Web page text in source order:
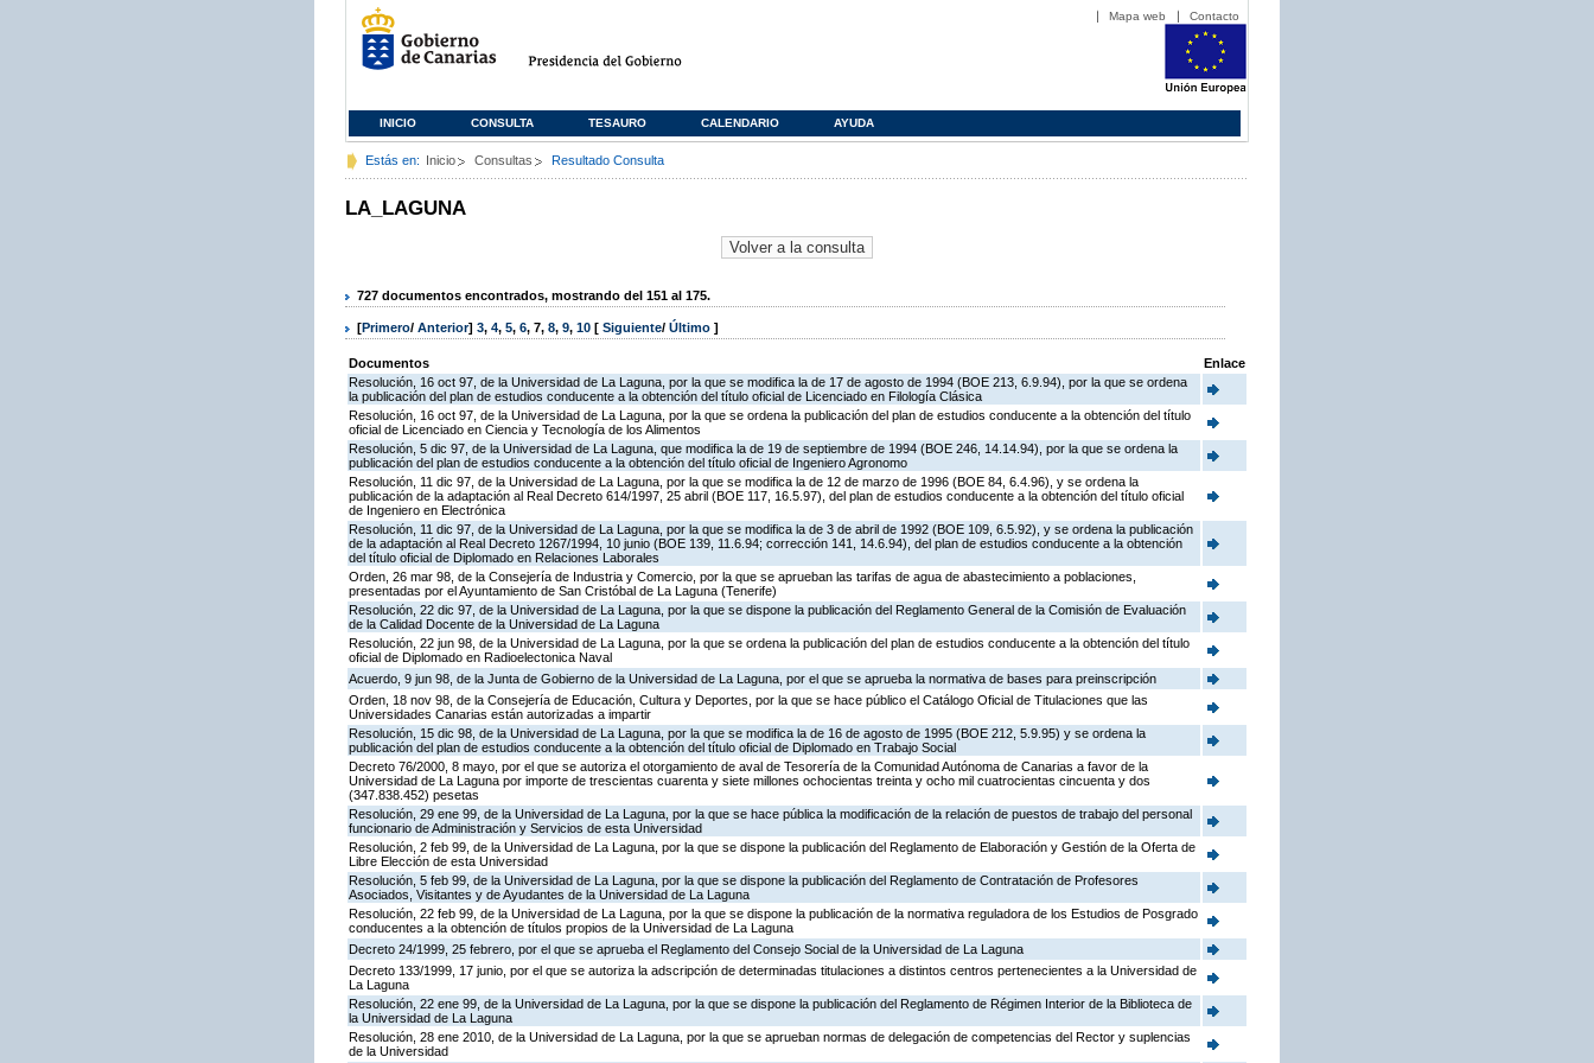
Mapa web Contacto
INICIO CONSULTA TESAURO CALENDARIO AYUDA
Estás en: Inicio Consultas Resultado Consulta
LA_LAGUNA
727 documentos encontrados, mostrando del 151 al 175.
[Primero/ Anterior] 3, 4, 5, 6, 7, 8, 9, 10 [ Siguiente/ Último ]
Documentos
Enlace
Resolución, 16 oct 97, de la Universidad de La Laguna, por la que se modifica la de 17 de agosto de 1994 (BOE 213, 6.9.94), por la que se ordena
la publicación del plan de estudios conducente a la obtención del título oficial de Licenciado en Filología Clásica
Resolución, 16 oct 97, de la Universidad de La Laguna, por la que se ordena la publicación del plan de estudios conducente a la obtención del título
oficial de Licenciado en Ciencia y Tecnología de los Alimentos
Resolución, 5 dic 97, de la Universidad de La Laguna, que modifica la de 19 de septiembre de 1994 (BOE 246, 14.14.94), por la que se ordena la
publicación del plan de estudios conducente a la obtención del título oficial de Ingeniero Agronomo
Resolución, 11 dic 97, de la Universidad de La Laguna, por la que se modifica la de 12 de marzo de 1996 (BOE 84, 6.4.96), y se ordena la
publicación de la adaptación al Real Decreto 614/1997, 25 abril (BOE 117, 16.5.97), del plan de estudios conducente a la obtención del título oficial
de Ingeniero en Electrónica
Resolución, 11 dic 97, de la Universidad de La Laguna, por la que se modifica la de 3 de abril de 1992 (BOE 109, 6.5.92), y se ordena la publicación
de la adaptación al Real Decreto 1267/1994, 10 junio (BOE 139, 11.6.94; corrección 141, 14.6.94), del plan de estudios conducente a la obtención
del título oficial de Diplomado en Relaciones Laborales
Orden, 26 mar 98, de la Consejería de Industria y Comercio, por la que se aprueban las tarifas de agua de abastecimiento a poblaciones,
presentadas por el Ayuntamiento de San Cristóbal de La Laguna (Tenerife)
Resolución, 22 dic 97, de la Universidad de La Laguna, por la que se dispone la publicación del Reglamento General de la Comisión de Evaluación
de la Calidad Docente de la Universidad de La Laguna
Resolución, 22 jun 98, de la Universidad de La Laguna, por la que se ordena la publicación del plan de estudios conducente a la obtención del título
oficial de Diplomado en Radioelectonica Naval
Acuerdo, 9 jun 98, de la Junta de Gobierno de la Universidad de La Laguna, por el que se aprueba la normativa de bases para preinscripción
Orden, 18 nov 98, de la Consejería de Educación, Cultura y Deportes, por la que se hace público el Catálogo Oficial de Titulaciones que las
Universidades Canarias están autorizadas a impartir
Resolución, 15 dic 98, de la Universidad de La Laguna, por la que se modifica la de 16 de agosto de 1995 (BOE 212, 5.9.95) y se ordena la
publicación del plan de estudios conducente a la obtención del título oficial de Diplomado en Trabajo Social
Decreto 76/2000, 8 mayo, por el que se autoriza el otorgamiento de aval de Tesorería de la Comunidad Autónoma de Canarias a favor de la
Universidad de La Laguna por importe de trescientas cuarenta y siete millones ochocientas treinta y ocho mil cuatrocientas cincuenta y dos
(347.838.452) pesetas
Resolución, 29 ene 99, de la Universidad de La Laguna, por la que se hace pública la modificación de la relación de puestos de trabajo del personal
funcionario de Administración y Servicios de esta Universidad
Resolución, 2 feb 99, de la Universidad de La Laguna, por la que se dispone la publicación del Reglamento de Elaboración y Gestión de la Oferta de
Libre Elección de esta Universidad
Resolución, 5 feb 99, de la Universidad de La Laguna, por la que se dispone la publicación del Reglamento de Contratación de Profesores
Asociados, Visitantes y de Ayudantes de la Universidad de La Laguna
Resolución, 22 feb 99, de la Universidad de La Laguna, por la que se dispone la publicación de la normativa reguladora de los Estudios de Posgrado
conducentes a la obtención de títulos propios de la Universidad de La Laguna
Decreto 24/1999, 25 febrero, por el que se aprueba el Reglamento del Consejo Social de la Universidad de La Laguna
Decreto 133/1999, 17 junio, por el que se autoriza la adscripción de determinadas titulaciones a distintos centros pertenecientes a la Universidad de
La Laguna
Resolución, 22 ene 99, de la Universidad de La Laguna, por la que se dispone la publicación del Reglamento de Régimen Interior de la Biblioteca de
la Universidad de La Laguna
Resolución, 28 ene 2010, de la Universidad de La Laguna, por la que se aprueban normas de delegación de competencias del Rector y suplencias
de la Universidad